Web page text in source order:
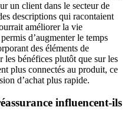
un client dans le secteur de
descriptions qui racontaient
améliorer la vie
d’augmenter le temps
des éléments de
les bénéfices plutôt que sur les
plus connectés au produit, ce
d’achat plus rapide.
influencent-ils